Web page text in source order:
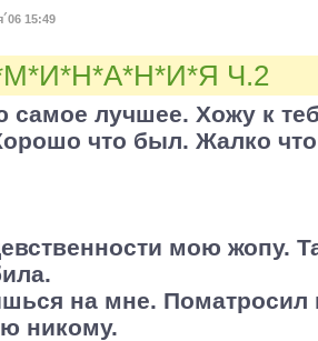
15:49
Ч.2
самое лучшее. Хожу к
что был. Жалко
мою жопу.
на мне. Поматросил
никому.